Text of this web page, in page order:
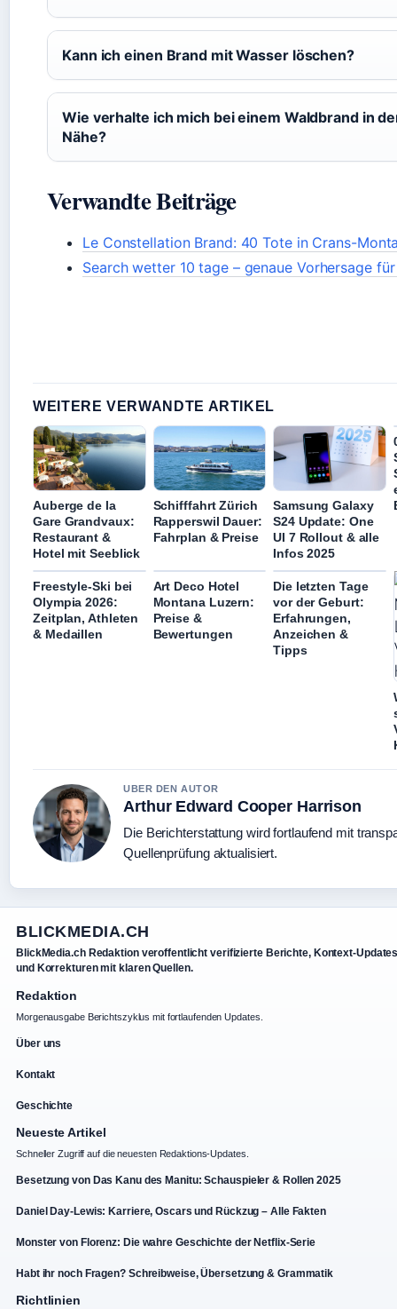
Kann ich einen Brand mit Wasser löschen?
Wie verhalte ich mich bei einem Waldbrand in
Nähe?
Verwandte Beiträge
Le Constellation Brand: 40 Tote in Crans-
Search wetter 10 tage – genaue Vorhersage
WEITERE VERWANDTE ARTIKEL
Auberge de la
Gare Grandvaux:
Restaurant &
Hotel mit Seeblick
Schifffahrt Zürich
Rapperswil Dauer:
Fahrplan & Preise
Samsung Galaxy
S24 Update: One
UI 7 Rollout & alle
Infos 2025
Freestyle-Ski bei
Olympia 2026:
Zeitplan, Athleten
& Medaillen
Art Deco Hotel
Montana Luzern:
Preise &
Bewertungen
Die letzten Tage
vor der Geburt:
Erfahrungen,
Anzeichen &
Tipps
UBER DEN AUTOR
Arthur Edward Cooper Harrison
Die Berichterstattung wird fortlaufend mit
Quellenprüfung aktualisiert.
BLICKMEDIA.CH
BlickMedia.ch Redaktion veroffentlicht verifizierte Berichte, Kontext-
und Korrekturen mit klaren Quellen.
Redaktion
Morgenausgabe Berichtszyklus mit fortlaufenden Updates.
Über uns
Kontakt
Geschichte
Neueste Artikel
Schneller Zugriff auf die neuesten Redaktions-Updates.
Besetzung von Das Kanu des Manitu: Schauspieler & Rollen 2025
Daniel Day-Lewis: Karriere, Oscars und Rückzug – Alle Fakten
Monster von Florenz: Die wahre Geschichte der Netflix-Serie
Habt ihr noch Fragen? Schreibweise, Übersetzung & Grammatik
Richtlinien